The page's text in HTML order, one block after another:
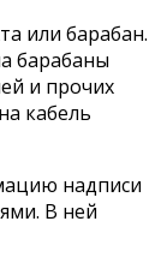
или барабан.
барабаны
и прочих
кабель
надписи
В ней